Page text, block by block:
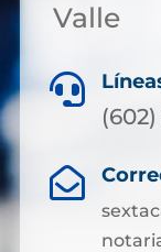
Valle

